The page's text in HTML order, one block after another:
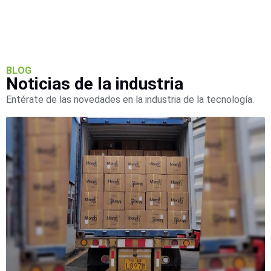
BLOG
Noticias de la industria
Entérate de las novedades en la industria de la tecnología.